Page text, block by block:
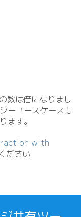
数は倍になりまし
ーユースケースも
ます。
with
ださい.